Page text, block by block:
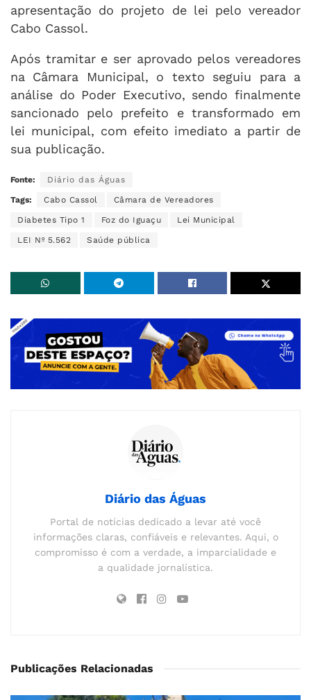
apresentação do projeto de lei pelo vereador
Cabo Cassol.
Após tramitar e ser aprovado pelos vereadores
na Câmara Municipal, o texto seguiu para a
análise do Poder Executivo, sendo finalmente
sancionado pelo prefeito e transformado em
lei municipal, com efeito imediato a partir de
sua publicação.
Fonte: Diário das Águas
Tags: Cabo Cassol Câmara de Vereadores
Diabetes Tipo 1 Foz do Iguaçu Lei Municipal
LEI Nº 5.562 Saúde pública
Diário das Águas
Portal de notícias dedicado a levar até você
informações claras, confiáveis e relevantes. Aqui, o
compromisso é com a verdade, a imparcialidade e
a qualidade jornalística.
Publicações Relacionadas